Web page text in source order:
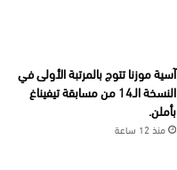
آسية موزنا تتوج بالمرتبة الأولى في
النسخة الـ14 من مسابقة تيفيناغ
بأملن.
منذ 12 ساعة